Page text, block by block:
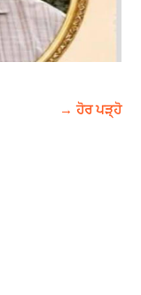
→ ਹੋਰ ਪੜ੍ਹੋ